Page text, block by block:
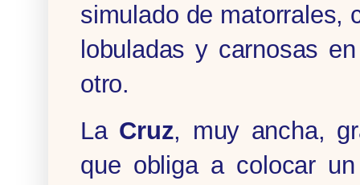
simulado de matorrales,
lobuladas y carnosas
otro.
La Cruz, muy ancha,
que obliga a colocar